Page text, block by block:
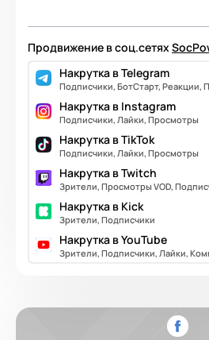
Продвижение в соц.сетях
Накрутка в Telegram
Подписчики, БотСтарт, Реакции,
Накрутка в Instagram
Подписчики, Лайки, Просмотры
Накрутка в TikTok
Подписчики, Лайки, Просмотры
Накрутка в Twitch
Зрители, Просмотры VOD,
Накрутка в Kick
Зрители, Подписчики
Накрутка в YouTube
Зрители, Подписчики, Лайки,